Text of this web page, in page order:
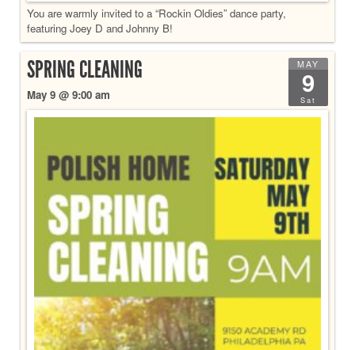
You are warmly invited to a “Rockin Oldies” dance party,
featuring Joey D and Johnny B!
MAY
9
Sat
SPRING CLEANING
May 9 @ 9:00 am